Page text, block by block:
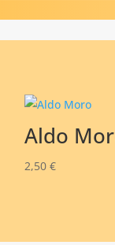
Aldo
2,50 €